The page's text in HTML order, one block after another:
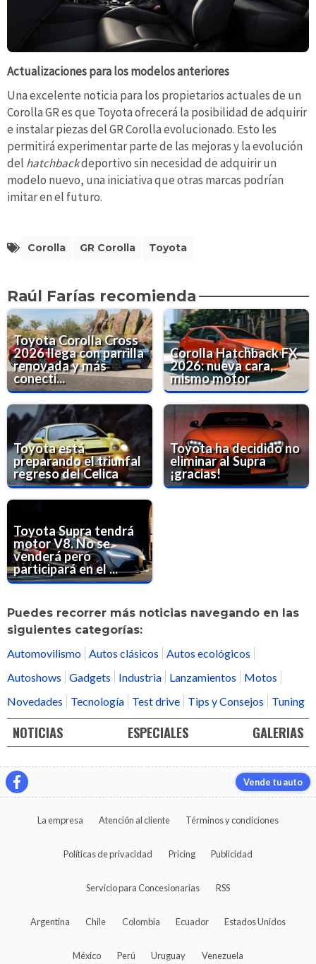
Actualizaciones para los modelos anteriores
Una excelente noticia para los propietarios actuales de un
Corolla GR es que Toyota ofrecerá la posibilidad de adquirir
e instalar piezas del GR Corolla evolucionado. Esto les
permitirá experimentar parte de las mejoras y la evolución
del hatchbackdeportivo sin necesidad de adquirir un
modelo nuevo, una iniciativa que otras marcas podrían
imitar en el futuro.
Corolla GR Corolla Toyota
Raúl Farías recomienda
Toyota Corolla Cross
2026 llega con parrilla
renovada y más
conecti...
Corolla Hatchback FX
2026: nueva cara,
mismo motor
Toyota está
preparando el triunfal
regreso del Celica
Toyota ha decidido no
eliminar al Supra
¡gracias!
Toyota Supra tendrá
motor V8. No se
venderá pero
participará en el ...
Puedes recorrer más noticias navegando en las
siguientes categorías:
Automovilismo Autos clásicos
Autos ecológicos
Autoshows
Gadgets Industria Lanzamientos
Motos
Novedades
Tecnología Test drive Tips y Consejos Tuning
NOTICIAS ESPECIALES GALERIAS
Vende tu auto
La empresa Atención al cliente Términos y condiciones
Políticas de privacidad Pricing Publicidad
Servicio para Concesionarias RSS
Argentina Chile Colombia Ecuador Estados Unidos
México Perú Uruguay Venezuela